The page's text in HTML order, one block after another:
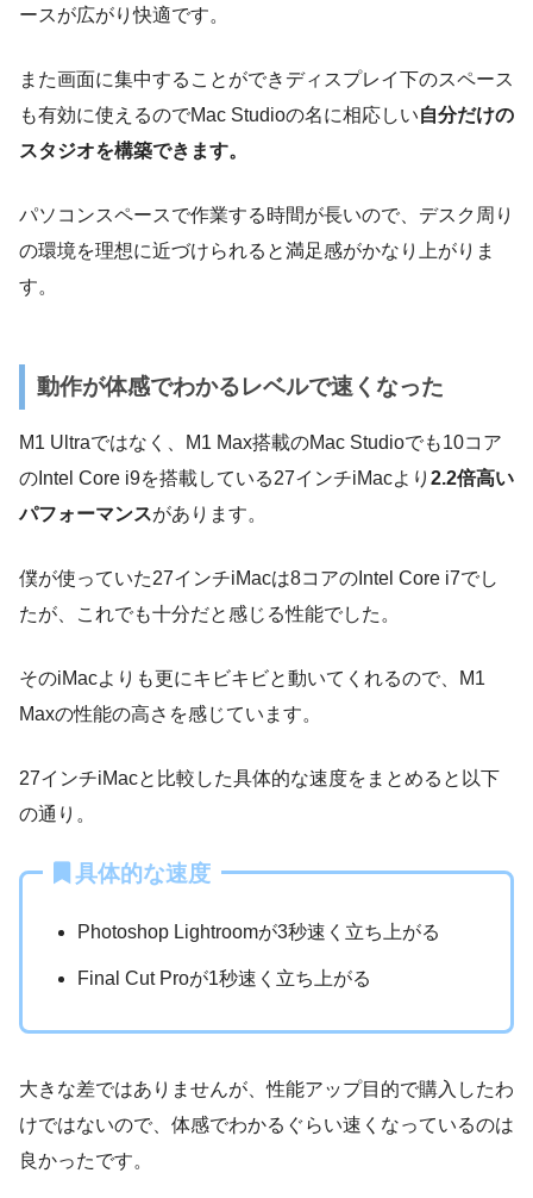
ースが広がり快適です。
また画面に集中することができディスプレイ下のスペース
も有効に使えるのでMac Studioの名に相応しい自分だけの
スタジオを構築できます。
パソコンスペースで作業する時間が長いので、デスク周り
の環境を理想に近づけられると満足感がかなり上がりま
す。
動作が体感でわかるレベルで速くなった
M1 Ultraではなく、M1 Max搭載のMac Studioでも10コア
のIntel Core i9を搭載している27インチiMacより 2.2倍高い
パフォーマンスがあります。
僕が使っていた27インチiMacは8コアのIntel Core i7でし
たが、これでも十分だと感じる性能でした。
そのiMacよりも更にキビキビと動いてくれるので、M1
Maxの性能の高さを感じています。
27インチiMacと比較した具体的な速度をまとめると以下
の通り。
具体的な速度
Photoshop Lightroomが3秒速く立ち上がる
Final Cut Proが1秒速く立ち上がる
大きな差ではありませんが、性能アップ目的で購入したわ
けではないので、体感でわかるぐらい速くなっているのは
良かったです。